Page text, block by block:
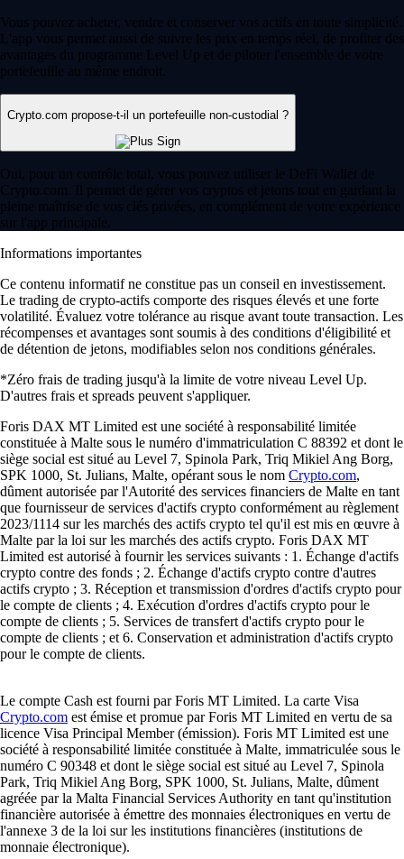
Vous pouvez acheter, vendre et conserver vos actifs en toute simplicité.
L'app vous permet aussi de suivre les prix en temps réel, de profiter des
avantages du programme Level Up et de piloter l'ensemble de votre
portefeuille au même endroit.
Crypto.com propose-t-il un portefeuille non-custodial ?
Oui, pour un contrôle total, vous pouvez utiliser le DeFi Wallet de
Crypto.com. Il permet de gérer vos cryptos et jetons tout en gardant la
pleine maîtrise de vos clés privées, en complément de votre expérience
sur l'app principale.
Informations importantes
Ce contenu informatif ne constitue pas un conseil en investissement.
Le trading de crypto-actifs comporte des risques élevés et une forte
volatilité. Évaluez votre tolérance au risque avant toute transaction. Les
récompenses et avantages sont soumis à des conditions d'éligibilité et
de détention de jetons, modifiables selon nos conditions générales.
*Zéro frais de trading jusqu'à la limite de votre niveau Level Up.
D'autres frais et spreads peuvent s'appliquer.
Foris DAX MT Limited est une société à responsabilité limitée
constituée à Malte sous le numéro d'immatriculation C 88392 et dont le
siège social est situé au Level 7, Spinola Park, Triq Mikiel Ang Borg,
SPK 1000, St. Julians, Malte, opérant sous le nom Crypto.com,
dûment autorisée par l'Autorité des services financiers de Malte en tant
que fournisseur de services d'actifs crypto conformément au règlement
2023/1114 sur les marchés des actifs crypto tel qu'il est mis en œuvre à
Malte par la loi sur les marchés des actifs crypto. Foris DAX MT
Limited est autorisé à fournir les services suivants : 1. Échange d'actifs
crypto contre des fonds ; 2. Échange d'actifs crypto contre d'autres
actifs crypto ; 3. Réception et transmission d'ordres d'actifs crypto pour
le compte de clients ; 4. Exécution d'ordres d'actifs crypto pour le
compte de clients ; 5. Services de transfert d'actifs crypto pour le
compte de clients ; et 6. Conservation et administration d'actifs crypto
pour le compte de clients.
Le compte Cash est fourni par Foris MT Limited. La carte Visa
Crypto.com est émise et promue par Foris MT Limited en vertu de sa
licence Visa Principal Member (émission). Foris MT Limited est une
société à responsabilité limitée constituée à Malte, immatriculée sous le
numéro C 90348 et dont le siège social est situé au Level 7, Spinola
Park, Triq Mikiel Ang Borg, SPK 1000, St. Julians, Malte, dûment
agréée par la Malta Financial Services Authority en tant qu'institution
financière autorisée à émettre des monnaies électroniques en vertu de
l'annexe 3 de la loi sur les institutions financières (institutions de
monnaie électronique).